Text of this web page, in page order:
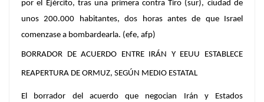
por el Ejército, tras una primera contra Tiro (sur), ciudad de
unos 200.000 habitantes, dos horas antes de que Israel
comenzase a bombardearla. (efe, afp)
BORRADOR DE ACUERDO ENTRE IRÁN Y EEUU ESTABLECE
REAPERTURA DE ORMUZ, SEGÚN MEDIO ESTATAL
El borrador del acuerdo que negocian Irán y Estados